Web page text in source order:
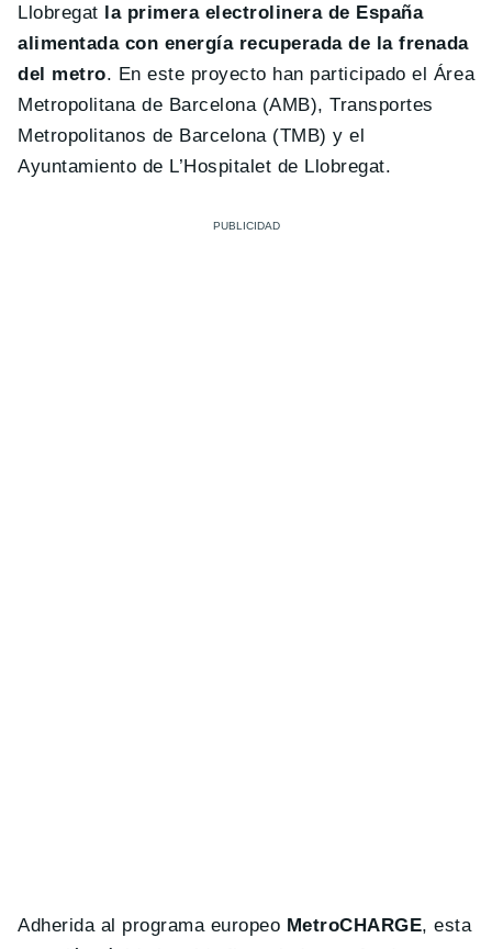
Llobregat la primera electrolinera de España
alimentada con energía recuperada de la frenada
del metro. En este proyecto han participado el Área
Metropolitana de Barcelona (AMB), Transportes
Metropolitanos de Barcelona (TMB) y el
Ayuntamiento de L’Hospitalet de Llobregat.
Adherida al programa europeo MetroCHARGE, esta